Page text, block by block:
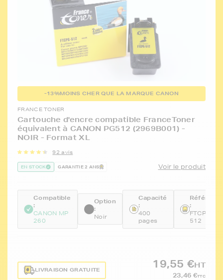
-13%MOINS CHER QUE LA MARQUE CANON
FRANCE TONER
Cartouche d'encre compatible FranceToner
équivalent à CANON PG512 (2969B001) -
NOIR - Format XL
92 avis
EN STOCK GARANTIE 2 ANS Voir le produit
Compatible
:
CANON MP
260
Option
:
Noir
Capacité
:
400
pages
:
FTCPG-
512
LIVRAISON GRATUITE
19,55 €HT
23,46 €TTC